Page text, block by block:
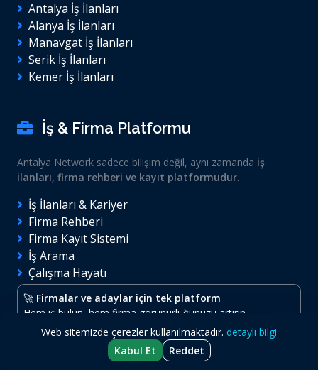
Antalya İş İlanları
Alanya İş İlanları
Manavgat İş İlanları
Serik İş İlanları
Kemer İş İlanları
İş & Firma Platformu
Antalya Network sadece bilişim değil, aynı zamanda iş
ilanları, firma rehberi ve kayıt platformudur.
İş İlanları & Kariyer
Firma Rehberi
Firma Kayıt Sistemi
İş Arama
Çalışma Hayatı
🚀 Firmalar ve adaylar için tek platform
Hem iş bulun, hem firma görünürlüğünüzü artırın.
Antalya Network- Tüm hakları saklıdır.
Web sitemizde çerezler kullanılmaktadır. detaylı bilgi
Kabul Et
Reddet